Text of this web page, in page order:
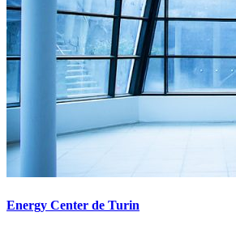
Energy Center de Turin